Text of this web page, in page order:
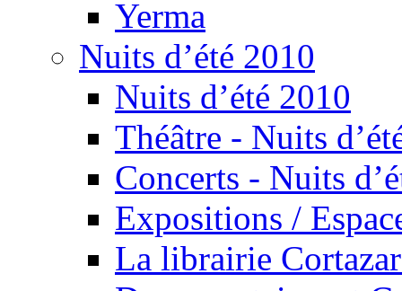
Yerma
Nuits d’été 2010
Nuits d’été 2010
Théâtre - Nuits
Concerts - Nuits
Expositions /
La librairie